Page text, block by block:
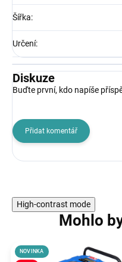
Šířka:
Určení:
Diskuze
Buďte první, kdo napíše
Přidat komentář
High-contrast mode
Mohlo
NOVINKA